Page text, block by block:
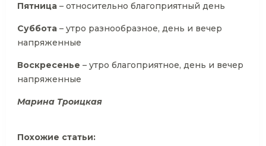
Пятница – относительно благоприятный день
Суббота – утро разнообразное, день и вечер
напряженные
Воскресенье – утро благоприятное, день и вечер
напряженные
Марина Троицкая
Похожие статьи: